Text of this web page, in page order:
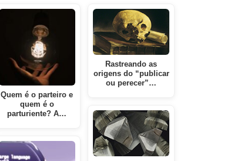
Quem é o parteiro e
quem é o
parturiente? A…
Rastreando as
origens do “publicar
ou perecer”…